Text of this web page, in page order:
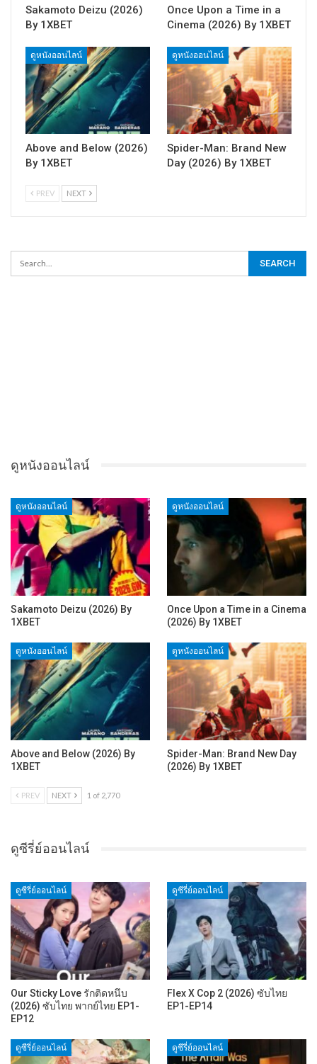
Sakamoto Deizu (2026)
By 1XBET
Once Upon a Time in a
Cinema (2026) By 1XBET
ดูหนังออนไลน์
Above and Below (2026)
By 1XBET
ดูหนังออนไลน์
Spider-Man: Brand New
Day (2026) By 1XBET
PREV NEXT
ดูหนังออนไลน์
ดูหนังออนไลน์
Sakamoto Deizu (2026) By
1XBET
ดูหนังออนไลน์
Once Upon a Time in a Cinema
(2026) By 1XBET
ดูหนังออนไลน์
Above and Below (2026) By
1XBET
ดูหนังออนไลน์
Spider-Man: Brand New Day
(2026) By 1XBET
PREV NEXT 1 of 2,770
ดูซีรี่ย์ออนไลน์
ดูซีรี่ย์ออนไลน์
Our Sticky Love รักติดหนึบ
(2026) ซับไทย พากย์ไทย EP1-
EP12
ดูซีรี่ย์ออนไลน์
Flex X Cop 2 (2026) ซับไทย
EP1-EP14
ดูซีรี่ย์ออนไลน์ ดูซีรี่ย์ออนไลน์